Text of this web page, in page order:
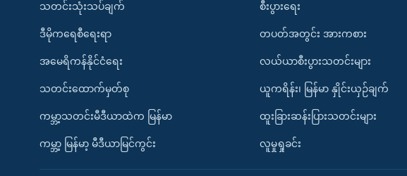
သတင်းသုံးသပ်ချက်
ဒီမိုကရေစီရေးရာ
အမေရိကန်နိုင်ငံရေး
သတင်းထောက်မှတ်စု
ကမ္ဘာ့သတင်းမီဒီယာထဲက မြန်မာ
ကမ္ဘာ့ မြန်မာ့ မီဒီယာမြင်ကွင်း
စီးပွားရေး
တပတ်အတွင်း အားကစား
လယ်ယာစီးပွားသတင်းများ
ယူကရိန်း၊ မြန်မာ နှိုင်းယှဉ်ချက်
ထူးခြားဆန်းပြားသတင်းများ
လူမှုရှုခင်း